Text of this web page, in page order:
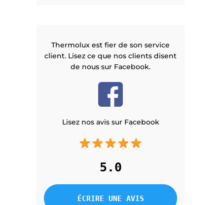
Thermolux est fier de son service
client. Lisez ce que nos clients disent
de nous sur Facebook.
Lisez nos avis sur Facebook
5.0
ÉCRIRE UNE AVIS